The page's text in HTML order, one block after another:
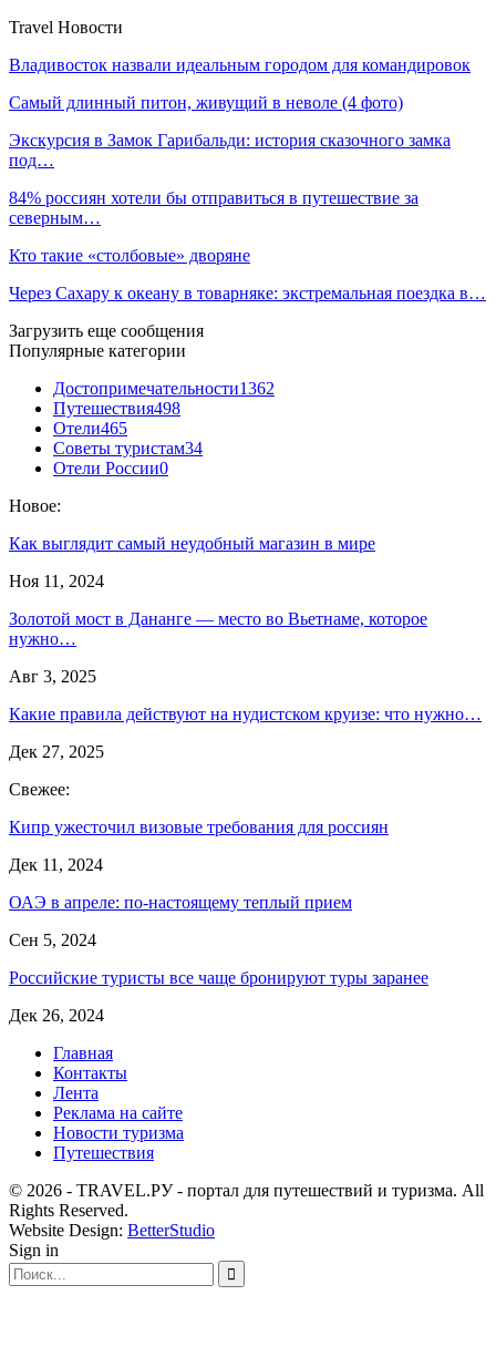
Travel Новости
Владивосток назвали идеальным городом для командировок
Самый длинный питон, живущий в неволе (4 фото)
Экскурсия в Замок Гарибальди: история сказочного замка
под…
84% россиян хотели бы отправиться в путешествие за
северным…
Кто такие «столбовые» дворяне
Через Сахару к океану в товарняке: экстремальная поездка в…
Загрузить еще сообщения
Популярные категории
Достопримечательности1362
Путешествия498
Отели465
Советы туристам34
Отели России0
Новое:
Как выглядит самый неудобный магазин в мире
Ноя 11, 2024
Золотой мост в Дананге — место во Вьетнаме, которое
нужно…
Авг 3, 2025
Какие правила действуют на нудистском круизе: что нужно…
Дек 27, 2025
Свежее:
Кипр ужесточил визовые требования для россиян
Дек 11, 2024
ОАЭ в апреле: по-настоящему теплый прием
Сен 5, 2024
Российские туристы все чаще бронируют туры заранее
Дек 26, 2024
Главная
Контакты
Лента
Реклама на сайте
Новости туризма
Путешествия
© 2026 - TRAVEL.РУ - портал для путешествий и туризма. All
Rights Reserved.
Website Design: BetterStudio
Sign in